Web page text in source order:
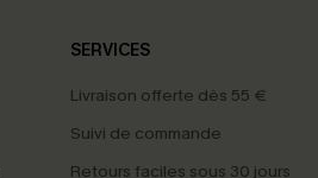
SERVICES
Livraison offerte dès 55 €
Suivi de commande
Retours faciles sous 30 jours